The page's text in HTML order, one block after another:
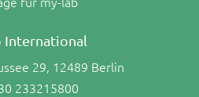
International
29, 12489 Berlin
233215800